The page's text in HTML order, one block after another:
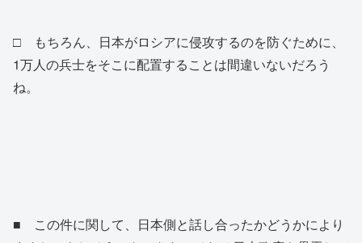
□ もちろん、日本がロシアに侵攻するのを防ぐために、
1万人の兵士をそこに配置することは間違いないだろう
ね。
■ この件に関して、日本側と話し合ったかどうかにより